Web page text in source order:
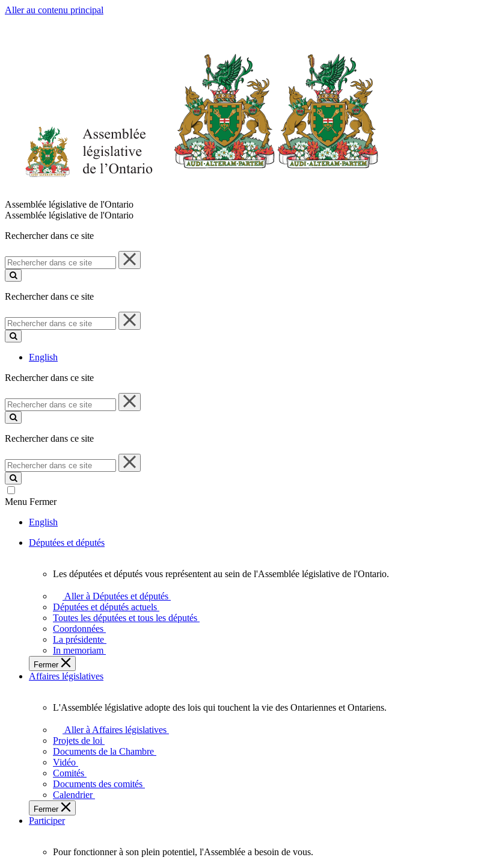
Aller au contenu principal
Assemblée législative de l'Ontario
Assemblée législative de l'Ontario
Rechercher dans ce site
Rechercher
dans
ce
Rechercher dans ce site
Rechercher
dans
ce
English
Rechercher dans ce site
Rechercher
dans
ce
Rechercher dans ce site
Rechercher
dans
ce
site
Menu Fermer
English
Députées et députés
députées
députés
vous
représentent
sein
de
l'Assemblée
l'Ontario.
Les députées et députés vous représentent au sein de l'Assemblée législative de l'Ontario.
Aller à Députées et députés
Députées et députés actuels
Toutes les députées et tous les députés
Coordonnées
La présidente
In memoriam
Fermer
Affaires législatives
législative
adopte
touchent
vie
des
Ontariennes
Ontariens.
L'Assemblée législative adopte des lois qui touchent la vie des Ontariennes et Ontariens.
Aller à Affaires législatives
Projets de loi
Documents de la Chambre
Vidéo
Comités
Documents des comités
Calendrier
Fermer
Participer
Pour fonctionner à son plein potentiel, l'Assemblée a besoin de vous.